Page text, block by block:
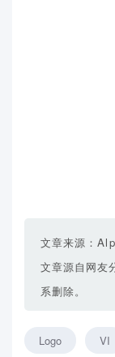
文章来源：
文章源自网友
系删除。
Logo VI